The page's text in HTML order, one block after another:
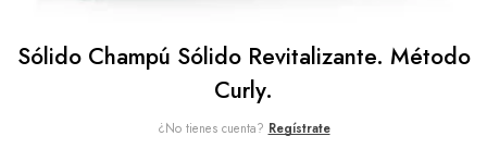
Sólido Champú Sólido Revitalizante. Método
Curly.
¿No tienes cuenta? Regístrate